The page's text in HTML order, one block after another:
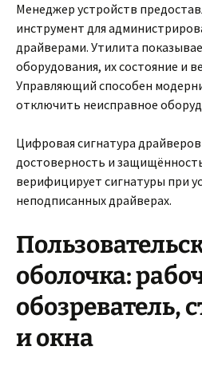
Менеджер устройств
инструмент для
драйверами. Утилита
оборудования, их состояние и
Управляющий способен
отключить неисправное
Цифровая сигнатура
достоверность и
верифицирует сигнатуры при
неподписанных драйверах.
оболочка:
обозреватель,
и окна